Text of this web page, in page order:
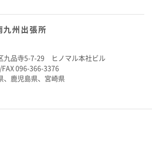
州出張所
九品寺5-7-29 ヒノマル本社ビル
096-366-3376
、鹿児島県、宮崎県